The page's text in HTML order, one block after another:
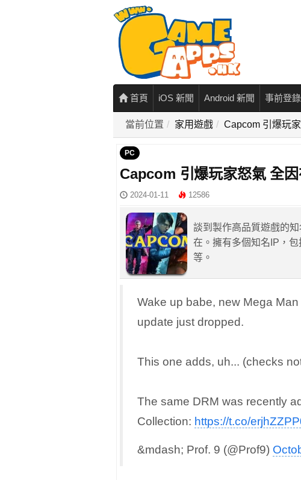
首頁 iOS 新聞 Android 新聞 事前登錄
當前位置 家用遊戲 Capcom 引爆玩
PC
Capcom 引爆玩家怒氣 全
2024-01-11 12586
談到製作高品質遊戲的
在。擁有多個知名IP，包
等。
Wake up babe, new Mega
update just dropped.
This one adds, uh... (checks
The same DRM was recently
Collection: https://t.co/
&mdash; Prof. 9 (@Prof9)